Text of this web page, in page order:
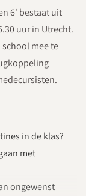
6' bestaat uit
uur in Utrecht.
mee te
in de klas?
met
ongewenst